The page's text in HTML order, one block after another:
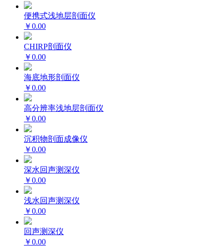
便携式浅地层剖面仪
￥0.00
CHIRP剖面仪
￥0.00
海底地形剖面仪
￥0.00
高分辨率浅地层剖面仪
￥0.00
沉积物剖面成像仪
￥0.00
深水回声测深仪
￥0.00
浅水回声测深仪
￥0.00
回声测深仪
￥0.00